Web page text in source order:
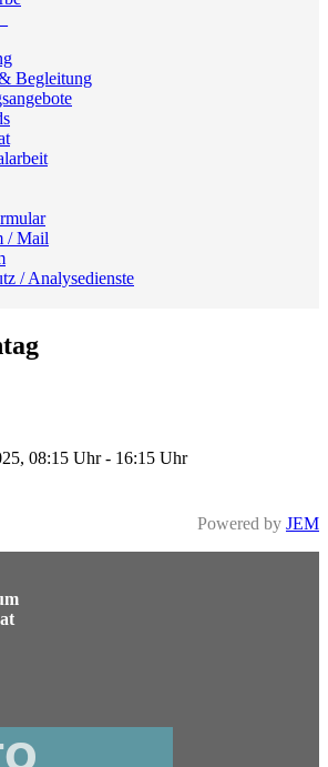
Begleitung
/ Mail
/ Analysedienste
, 08:15 Uhr- 16:15 Uhr
Powered by JEM